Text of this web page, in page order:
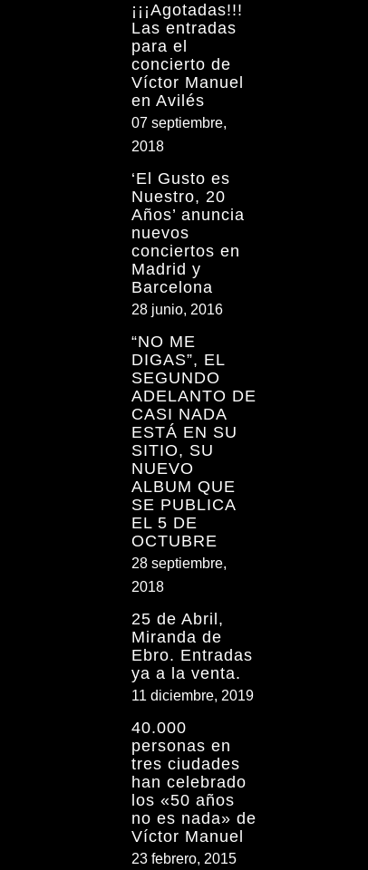
¡¡¡Agotadas!!!
Las entradas
para el
concierto de
Víctor Manuel
en Avilés
07 septiembre,
2018
‘El Gusto es
Nuestro, 20
Años’ anuncia
nuevos
conciertos en
Madrid y
Barcelona
28 junio, 2016
“NO ME
DIGAS”, EL
SEGUNDO
ADELANTO DE
CASI NADA
ESTÁ EN SU
SITIO, SU
NUEVO
ALBUM QUE
SE PUBLICA
EL 5 DE
OCTUBRE
28 septiembre,
2018
25 de Abril,
Miranda de
Ebro. Entradas
ya a la venta.
11 diciembre, 2019
40.000
personas en
tres ciudades
han celebrado
los «50 años
no es nada» de
Víctor Manuel
23 febrero, 2015